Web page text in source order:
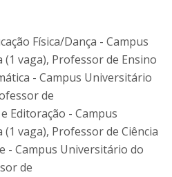
Física/Dança - Campus
vaga), Professor de Ensino
- Campus Universitário
de
Editoração - Campus
vaga), Professor de Ciência
- Campus Universitário do
de